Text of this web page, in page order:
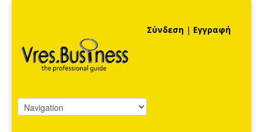
Σύνδεση | Εγγραφή